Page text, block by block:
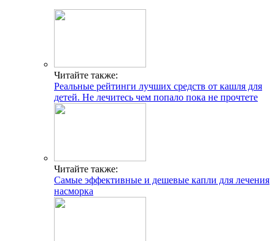
Читайте также:
Реальные рейтинги лучших средств от кашля для
детей. Не лечитесь чем попало пока не прочтете
Читайте также:
Самые эффективные и дешевые капли для лечения
насморка